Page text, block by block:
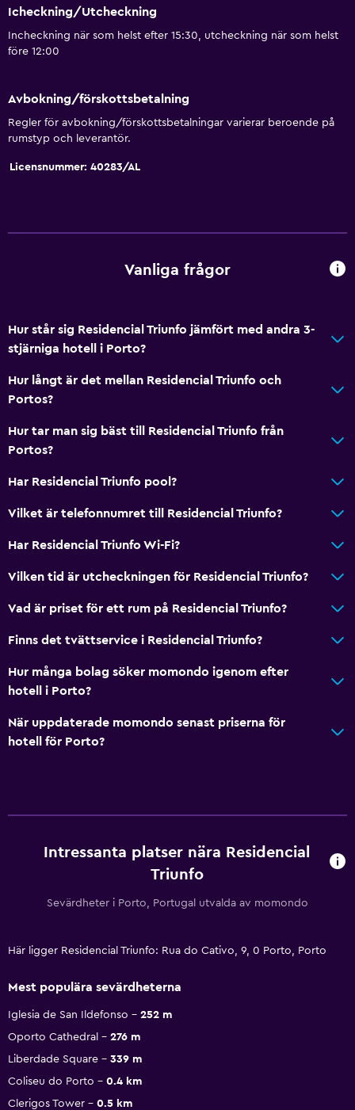
Icheckning/Utcheckning
Incheckning när som helst efter 15:30, utcheckning när som helst
före 12:00
Avbokning/förskottsbetalning
Regler för avbokning/förskottsbetalningar varierar beroende på
rumstyp och leverantör.
Licensnummer: 40283/AL
Vanliga frågor
Hur står sig Residencial Triunfo jämfört med andra 3-
stjärniga hotell i Porto?
Hur långt är det mellan Residencial Triunfo och
Portos?
Hur tar man sig bäst till Residencial Triunfo från
Portos?
Har Residencial Triunfo pool?
Vilket är telefonnumret till Residencial Triunfo?
Har Residencial Triunfo Wi-Fi?
Vilken tid är utcheckningen för Residencial Triunfo?
Vad är priset för ett rum på Residencial Triunfo?
Finns det tvättservice i Residencial Triunfo?
Hur många bolag söker momondo igenom efter
hotell i Porto?
När uppdaterade momondo senast priserna för
hotell för Porto?
Intressanta platser nära Residencial
Triunfo
Sevärdheter i Porto, Portugal utvalda av momondo
Här ligger Residencial Triunfo: Rua do Cativo, 9, 0 Porto, Porto
Mest populära sevärdheterna
Iglesia de San Ildefonso
252 m
Oporto Cathedral
276 m
Liberdade Square
339 m
Coliseu do Porto
0.4 km
Clerigos Tower
0.5 km